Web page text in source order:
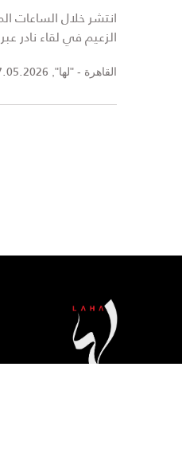
انتشر خلال الساعات
الزعيم في لقاء نادر
القاهرة - "لها",